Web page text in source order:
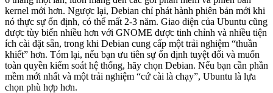
kernel mới hơn. Ngược lại, Debian chỉ phát hành phiên bản mới khi
nó thực sự ổn định, có thể mất 2-3 năm. Giao diện của Ubuntu cũng
được tùy biến nhiều hơn với GNOME được tinh chỉnh và nhiều tiện
ích cài đặt sẵn, trong khi Debian cung cấp một trải nghiệm “thuần
khiết” hơn. Tóm lại, nếu bạn ưu tiên sự ổn định tuyệt đối và muốn
toàn quyền kiểm soát hệ thống, hãy chọn Debian. Nếu bạn cần phần
mềm mới nhất và một trải nghiệm “cứ cài là chạy”, Ubuntu là lựa
chọn phù hợp hơn.